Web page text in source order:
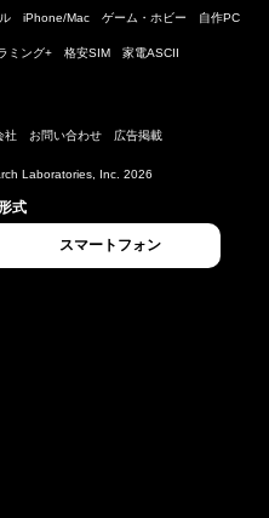
iPhone/Mac ゲーム・ホビー 自作PC
ミング+ 格安SIM 家電ASCII
社 お問い合わせ 広告掲載
Laboratories, Inc. 2026
式
スマートフォン